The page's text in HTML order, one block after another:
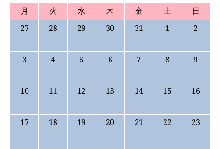
月 火 水 木 金 土
日
27
28 29 30 31 1 2
3 4 5 6 7 8 9
10 11 12 13 14 15 16
17 18 19 20 21 22 23